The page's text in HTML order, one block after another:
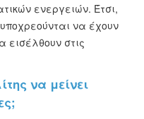
ενεργειών. Έτσι,
να έχουν
εισέλθουν στις
να μείνει